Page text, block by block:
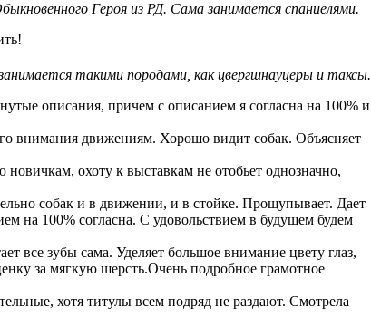
Героя из РД. Сама занимается спаниелями.
такими породами, как цвергшнауцеры и таксы.
описания, причем с описанием я согласна на 100% и
внимания движениям. Хорошо видит собак. Объясняет
охоту к выставкам не отобьет однозначно,
собак и в движении, и в стойке. Прощупывает. Дает
на 100% согласна. С удовольствием в будущем будем
все зубы сама. Уделяет большое внимание цвету глаз,
за мягкую шерсть.Очень подробное грамотное
хотя титулы всем подряд не раздают. Смотрела